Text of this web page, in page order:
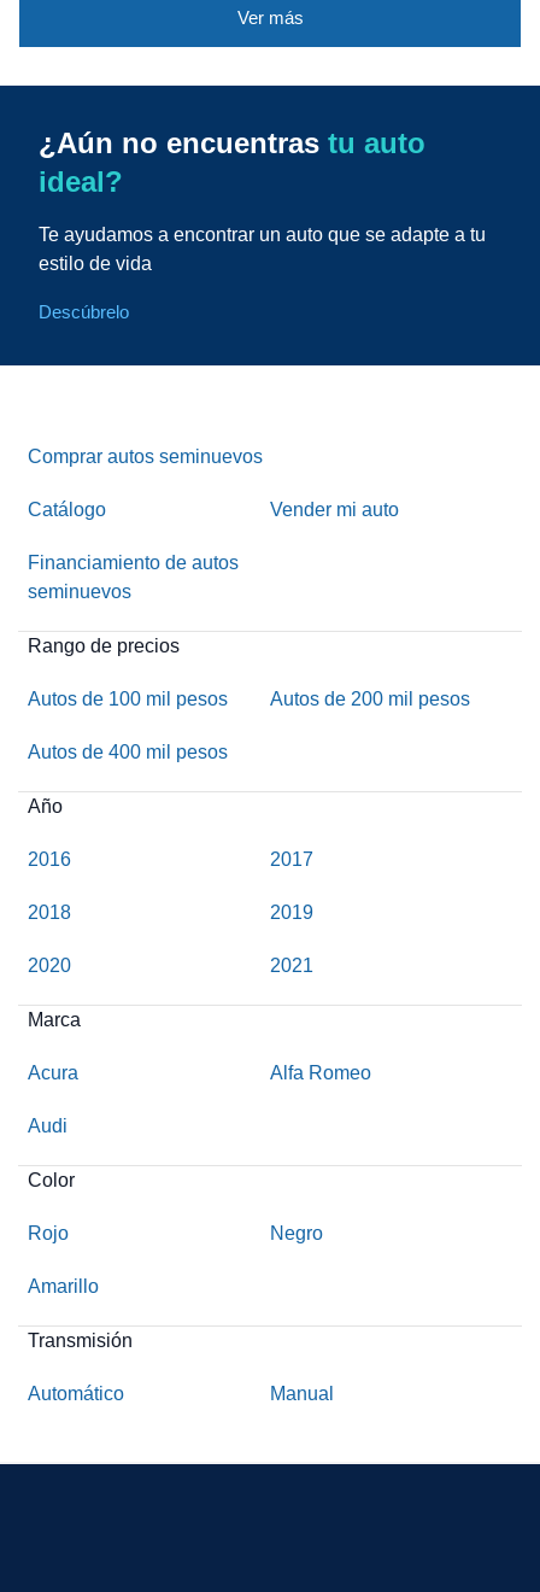
Ver más
¿Aún no encuentras tu auto
ideal?
Te ayudamos a encontrar un auto que se adapte a tu
estilo de vida
Descúbrelo
Comprar autos seminuevos
Catálogo Vender mi auto
Financiamiento de autos
seminuevos
Rango de precios
Autos de 100 mil pesos Autos de 200 mil pesos
Autos de 400 mil pesos
Año
2016 2017
2018 2019
2020 2021
Marca
Acura Alfa Romeo
Audi
Color
Rojo Negro
Amarillo
Transmisión
Automático Manual